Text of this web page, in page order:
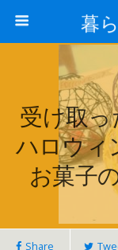
暮
受け取っ
ハロウ
お菓子
Share